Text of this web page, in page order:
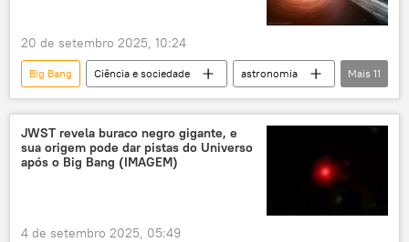
20 de setembro 2025, 10:24
Big Bang Ciência e sociedade
astronomia
Ciência e Tecnologia
Universo
Sol
exploração do espaço
buraco negro
raios X
estrelas
raios cósmicos
Mais 11
JWST revela buraco negro gigante, e
sua origem pode dar pistas do Universo
após o Big Bang (IMAGEM)
4 de setembro 2025, 05:49